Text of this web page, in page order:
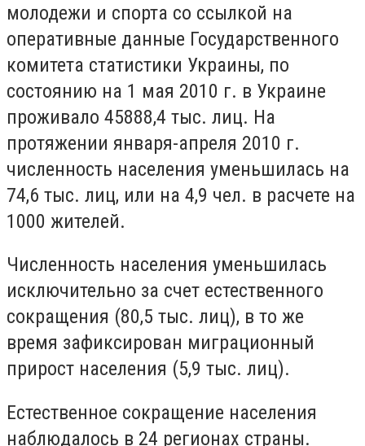
молодежи и спорта со ссылкой на
оперативные данные Государственного
комитета статистики Украины, по
состоянию на 1 мая 2010 г. в Украине
проживало 45888,4 тыс. лиц. На
протяжении января-апреля 2010 г.
численность населения уменьшилась на
74,6 тыс. лиц, или на 4,9 чел. в расчете на
1000 жителей.
Численность населения уменьшилась
исключительно за счет естественного
сокращения (80,5 тыс. лиц), в то же
время зафиксирован миграционный
прирост населения (5,9 тыс. лиц).
Естественное сокращение населения
наблюдалось в 24 регионах страны.